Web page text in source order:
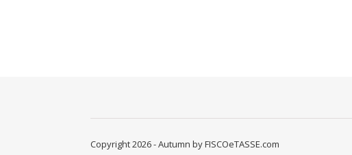
Copyright 2026 - Autumn by FISCOeTASSE.com